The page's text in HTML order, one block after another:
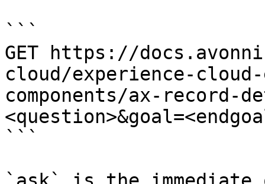
```
GET https://
cloud/experience-
components/ax-record-
```